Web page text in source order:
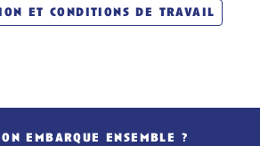
et conditions de travail
embarque ensemble ?